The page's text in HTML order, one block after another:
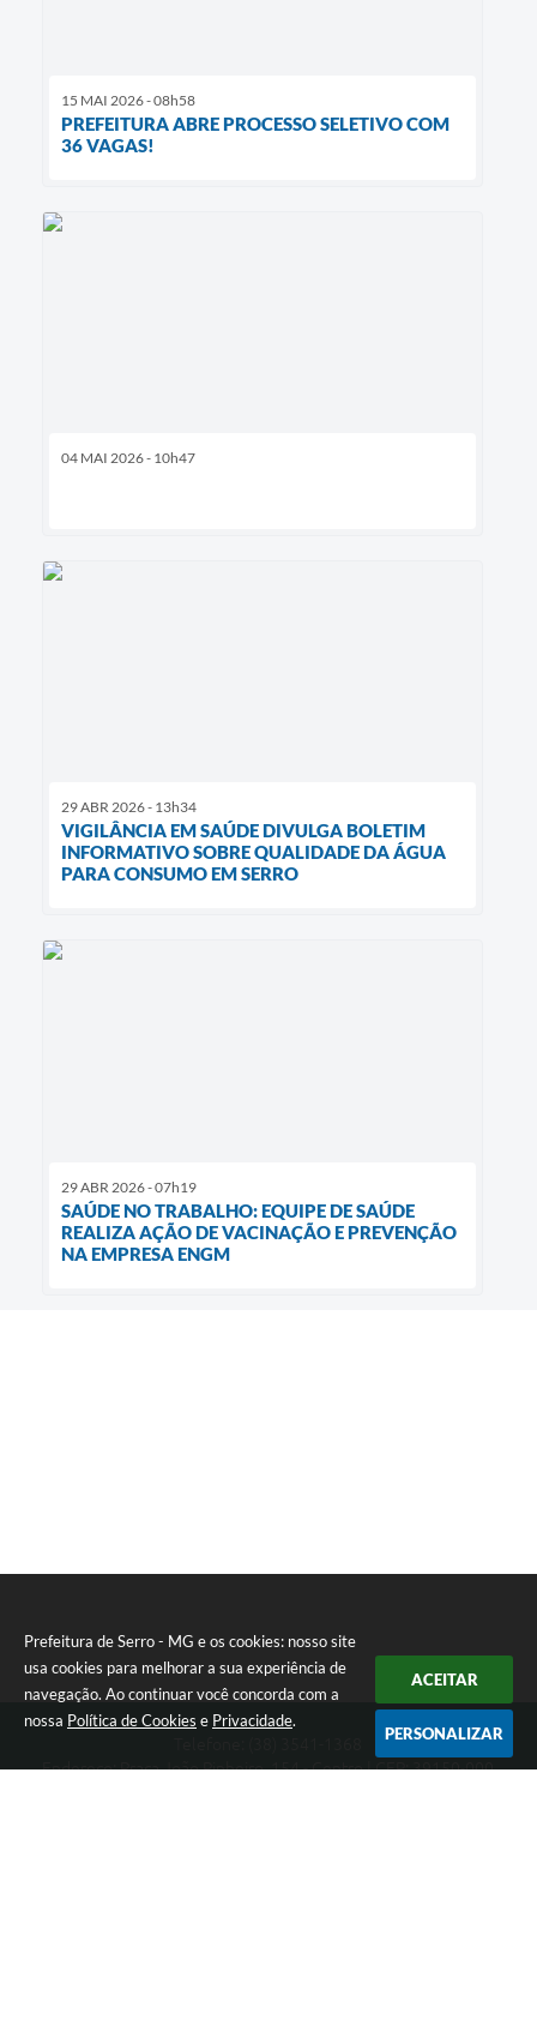
Prefeitura de Serro - MG e os cookies: nosso site
usa cookies para melhorar a sua experiência de
navegação. Ao continuar você concorda com a
nossa Política de Cookies e Privacidade.
ACEITAR
PERSONALIZAR
15 MAI 2026 - 08h58
PREFEITURA ABRE PROCESSO SELETIVO COM
36 VAGAS!
04 MAI 2026 - 10h47
29 ABR 2026 - 13h34
VIGILÂNCIA EM SAÚDE DIVULGA BOLETIM
INFORMATIVO SOBRE QUALIDADE DA ÁGUA
PARA CONSUMO EM SERRO
29 ABR 2026 - 07h19
SAÚDE NO TRABALHO: EQUIPE DE SAÚDE
REALIZA AÇÃO DE VACINAÇÃO E PREVENÇÃO
NA EMPRESA ENGM
Endereço: Praça João Pinheiro, 154 - Centro | CEP: 39150-000